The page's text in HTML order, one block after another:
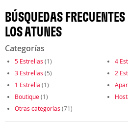
BÚSQUEDAS
LOS ATUNES
Categorías
5 Estrellas (1) 4
3 Estrellas (5) 2
1 Estrella (1)
Boutique(1)
Otras categorías (71)